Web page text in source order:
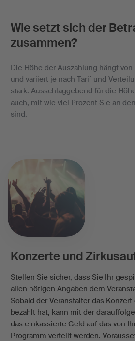
Wie setzt sich der
zusammen?
Die Höhe der Auszahlung hängt
und variiert je nach Tarif und
stark. Ausschlaggebend für die
auch, mit wie viel Prozent Sie an
sind.
Konzerte und
Stellen Sie sicher, dass Sie Ihr
allen nötigen Angaben dem
Sobald der Veranstalter das
bezahlt hat, kann mit der
das einkassierte Geld auf das von
Programm verteilt werden.